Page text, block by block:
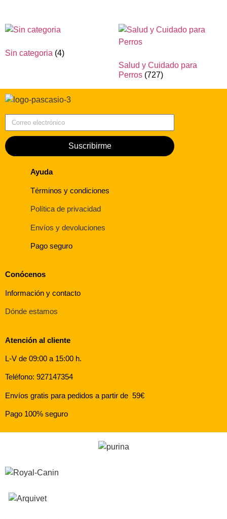
Sin categoria (4)
Salud y Cuidado para
Perros (727)
Suscribirme
Ayuda
Términos y condiciones
Política de privacidad
Envíos y devoluciones
Pago seguro
Conócenos
Información y contacto
Dónde estamos
Atención al cliente
L-V de 09:00 a 15:00 h.
Teléfono: 927147354
Envíos gratis para pedidos a partir de 59€
Pago 100% seguro